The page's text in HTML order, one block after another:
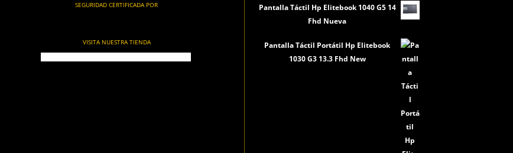
SEGURIDAD CERTIFICADA POR
VISITA NUESTRA TIENDA
Pantalla Táctil Hp Elitebook 1040 G5 14
Fhd Nueva
Pantalla Táctil Portátil Hp Elitebook
1030 G3 13.3 Fhd New